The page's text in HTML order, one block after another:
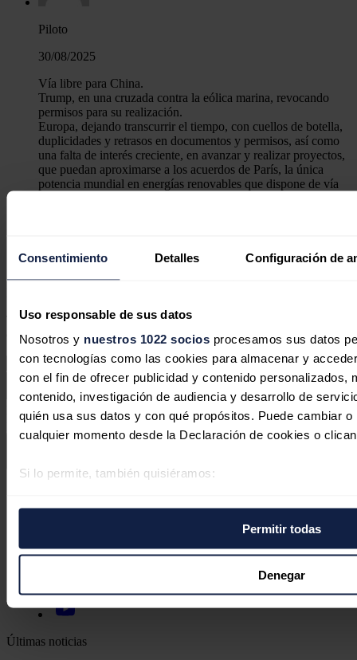
Consentimiento Detalles Configuración de
Uso responsable de sus datos
Nosotros y nuestros 1022 sociosprocesamos sus datos
con tecnologías como las cookies para almacenar y
con el fin de ofrecer publicidad y contenido personalizados,
contenido, investigación de audiencia y desarrollo de
quién usa sus datos y con qué propósitos. Puede cambiar
cualquier momento desde la Declaración de cookies o
Si lo permite, también quisiéramos:
Identificar su dispositivo analizándolo activamente
específicas (huellas digitales)
Obtenga más información sobre cómo se procesan sus
preferencias en lasección de datos. Puede cambiar o
momento en la Declaración de cookies.
Permitir todas
Denegar
Piloto
30/08/2025
Vía libre para China.
Trump, en una cruzada contra la eólica marina, revocando
permisos para su realización.
Europa, dejando transcurrir el tiempo, con cuellos de botella,
duplicidades y retrasos en documentos y permisos, así como
una falta de interés creciente, en avanzar y realizar proyectos,
que puedan aproximarse a los acuerdos de París, la única
potencia mundial en energías renovables que dispone de vía
Responder
Tu dirección de correo electrónico no será publicada. Todos los
campos son obligatorios
Este sitio web está protegido por reCAPTCHA y la
Política de
privacidadyTérminos de serviciode Google aplican.
Últimas noticias